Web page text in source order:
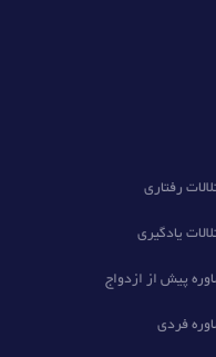
رفتاری
یادگیری
پیش از ازدواج
فردی